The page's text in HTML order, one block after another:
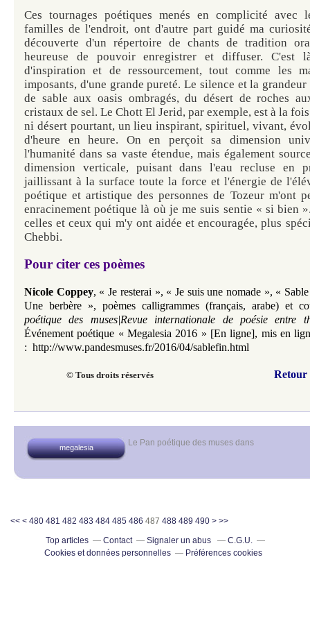
Ces tournages poétiques menés en complicité avec
familles de l'endroit, ont d'autre part guidé ma
découverte d'un répertoire de chants de tradition
heureuse de pouvoir enregistrer et diffuser. C'est
d'inspiration et de ressourcement, tout comme les
imposants, d'une grande pureté. Le silence et la
de sable aux oasis ombragés, du désert de roches
cristaux de sel. Le Chott El Jerid, par exemple, est à la
ni désert pourtant, un lieu inspirant, spirituel, vivant,
d'heure en heure. On en perçoit sa dimension
l'humanité dans sa vaste étendue, mais également
dimension verticale, puisant dans l'eau recluse en
jaillissant à la surface toute la force et l'énergie de
poétique et artistique des personnes de Tozeur m'ont
enracinement poétique là où je me suis sentie « si bien
celles et ceux qui m'y ont aidée et encouragée, plus
Chebbi.
Pour citer ces poèmes
Nicole Coppey, « Je resterai », « Je suis une nomade », «
Une berbère », poèmes calligrammes (français, arabe) et
poétique des muses|Revue internationale de poésie entre
Événement poétique «Megalesia 2016 » [En ligne], mis en
: http://www.pandesmuses.fr/2016/04/sablefin.html
© Tous droits réservés Retour
Le Pan poétique des muses dans
megalesia
<< < 400
410
420
430
440
450
460
470
480 481 482 483 484 485 486 487 488 489 490 500
> >>
Top articles
Contact Signaler un abus
C.G.U.
Cookies et données personnelles
Préférences cookies